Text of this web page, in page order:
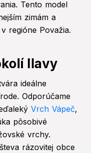
Tento model
zimám a
regióne Považia.
Ilavy
ideálne
Odporúčame
Vrch Vápeč,
pôsobivé
vrchy.
rázovitej obce